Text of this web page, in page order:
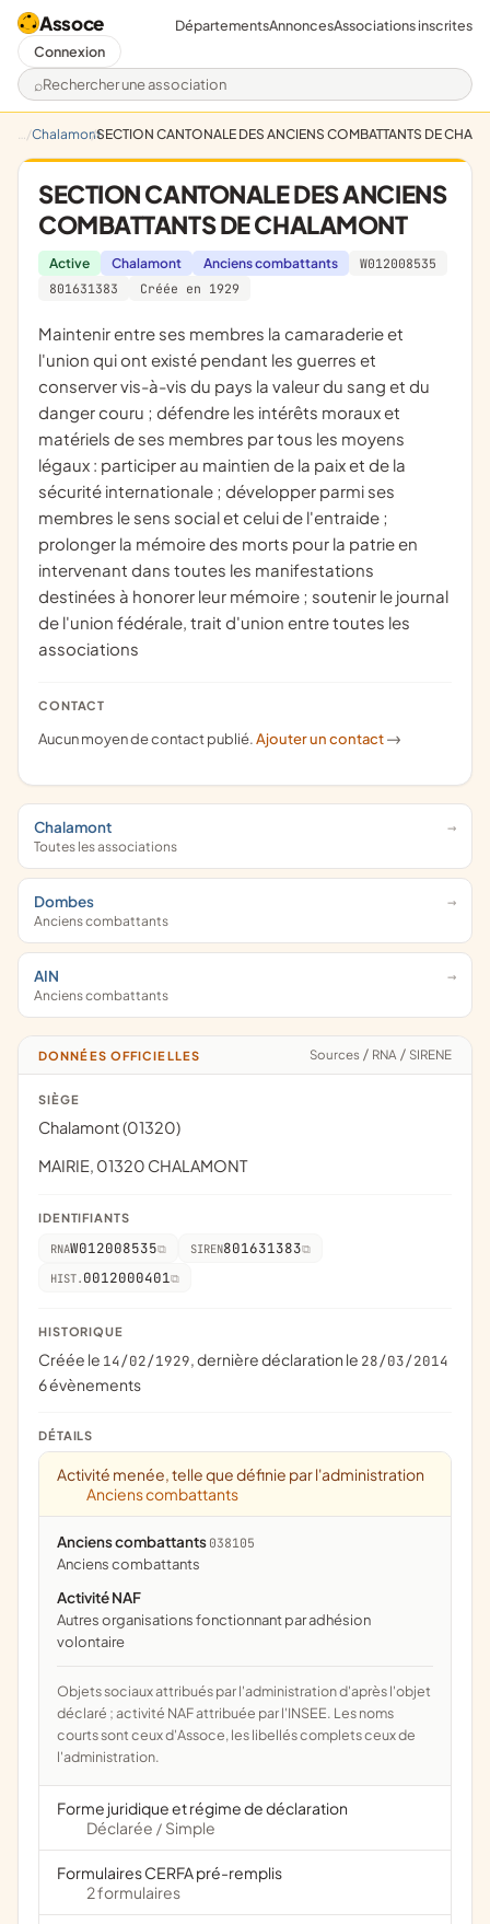
Assoce
Rechercher une association
DépartementsAnnoncesAssociations inscrites
Connexion
ChalamontSECTION CANTONALE DES ANCIENS COMBATTANTS DE
SECTION CANTONALE DES ANCIENS
COMBATTANTS DE CHALAMONT
Active Chalamont Anciens combattants
W012008535
801631383
Créée en 1929
maintenir entre ses membres la camaraderie et
l'union qui ont existé pendant les guerres et
conserver vis-à-vis du pays la valeur du sang et du
danger couru ; défendre les intérêts moraux et
matériels de ses membres par tous les moyens
légaux : participer au maintien de la paix et de la
sécurité internationale ; développer parmi ses
membres le sens social et celui de l'entraide ;
prolonger la mémoire des morts pour la patrie en
intervenant dans toutes les manifestations
destinées à honorer leur mémoire ; soutenir le journal
de l'union fédérale, trait d'union entre toutes les
associations
CONTACT
Aucun moyen de contact publié.Ajouter un contact ->
Chalamont
Toutes les associations
Dombes
Anciens combattants
AIN
Anciens combattants
DONNÉES OFFICIELLES Sources / RNA / SIRENE
SIÈGE
Chalamont (01320)
MAIRIE, 01320 CHALAMONT
IDENTIFIANTS
RNAW012008535 SIREN801631383
HIST. 0012000401
HISTORIQUE
Créée le 14/02/1929, dernière déclaration le 28/03/2014
6 évènements
DÉTAILS
Activité menée, telle que définie par l'administration
Anciens combattants
Anciens combattants 038105
anciens combattants
Activité NAF
Autres organisations fonctionnant par adhésion
volontaire
Objets sociaux attribués par l'administration d'après l'objet
déclaré ; activité NAF attribuée par l'INSEE. Les noms
courts sont ceux d'Assoce, les libellés complets ceux de
l'administration.
Forme juridique et régime de déclaration
Déclarée / Simple
Formulaires CERFA pré-remplis
2 formulaires